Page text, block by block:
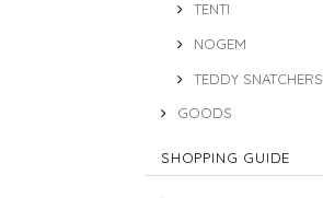
TENTI
NOGEM
TEDDY SNATCHERS
GOODS
SHOPPING GUIDE